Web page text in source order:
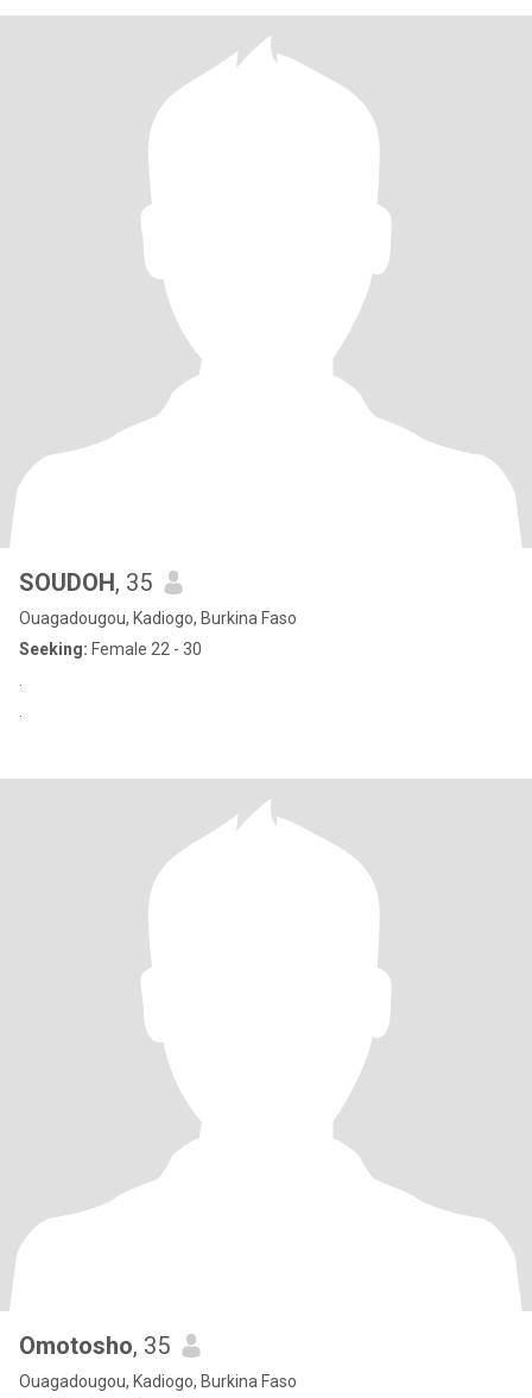
SOUDOH, 35
Ouagadougou, Kadiogo, Burkina Faso
Seeking: Female 22 - 30
Omotosho, 35
Ouagadougou, Kadiogo, Burkina Faso